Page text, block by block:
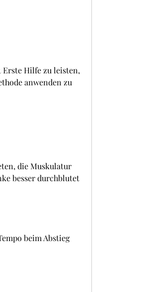
anwenden zu
die Muskulatur
besser durchblutet
beim Abstieg